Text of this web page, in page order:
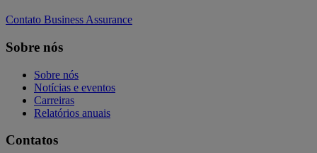
Contato Business Assurance
Sobre nós
Sobre nós
Notícias e eventos
Carreiras
Relatórios anuais
Contatos